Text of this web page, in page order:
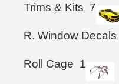
Trims & Kits 7
R. Window Decals
Roll Cage 1